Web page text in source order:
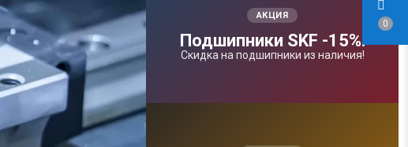
0
АКЦИЯ
Подшипники SKF -15%!
Скидка на подшипники из наличия!